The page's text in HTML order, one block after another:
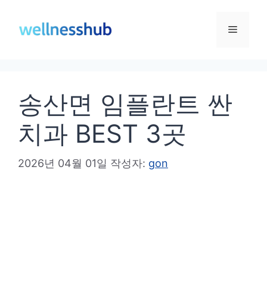
메
송산면 임플란트 싼
치과 BEST 3곳
2026년 04월 01일 작성자: gon